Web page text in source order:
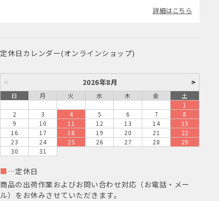
詳細はこちら
定休日カレンダー(オンラインショップ)
< 2026年8月 >
日 月 火 水 木 金
土
1
2
3 4 5 6 7
8
9
10 11 12 13 14
15
16
17 18 19 20 21
22
23
24 25 26 27 28
29
30
31
■ …定休日
商品の出荷作業およびお問い合わせ対応（お電話・メー
ル）をお休みさせていただきます。